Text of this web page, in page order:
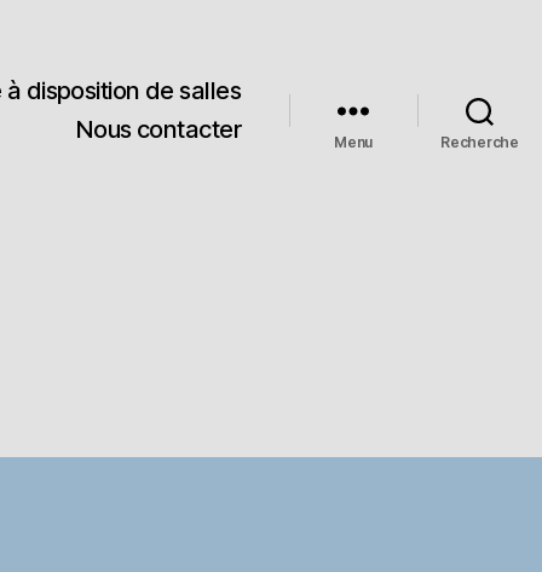
à disposition de salles
Nous contacter
Menu Recherche